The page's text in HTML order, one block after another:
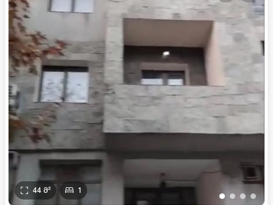
• • ••
44 მ² 1